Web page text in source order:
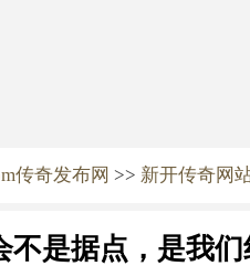
传奇发布网 >> 新开传奇网
不是据点，是我